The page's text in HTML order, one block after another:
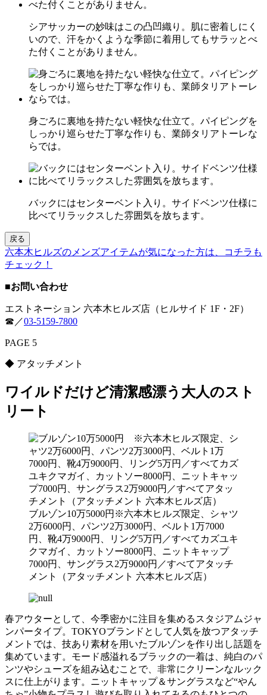
シアサッカーの妙味はこの凸凹織り。肌に密着しにく
いので、汗をかくような季節に着用してもサラッとべ
た付くことがありません。
身ごろに裏地を持たない軽快な仕立て。パイピングを
しっかり巡らせた丁寧な作りも、業師タリアトーレな
らでは。
バックにはセンターベント入り。サイドベンツ仕様に
比べてリラックスした雰囲気を放ちます。
戻る
六本木ヒルズのメンズアイテムが気になった方は、コチラも
チェック！
■お問い合わせ
エストネーション 六本木ヒルズ店（ヒルサイド 1F・2F）
☎／03-5159-7800
PAGE 5
◆ アタッチメント
ワイルドだけど清潔感漂う大人のスト
リート
ブルゾン10万5000円※六本木ヒルズ限定、シャツ
2万6000円、パンツ2万3000円、ベルト1万7000
円、靴4万9000円、リング5万円／すべてカズユキ
クマガイ、カットソー8000円、ニットキャップ
7000円、サングラス2万9000円／すべてアタッチ
メント（アタッチメント 六本木ヒルズ店）
春アウターとして、今季密かに注目を集めるスタジアムジャ
ンパータイプ。TOKYOブランドとして人気を放つアタッチ
メントでは、技あり素材を用いたブルゾンを作り出し話題を
集めています。モード感溢れるブラックの一着は、純白のパ
ンツやシューズを組み込むことで、非常にクリーンなルック
スに仕上がります。ニットキャップ＆サングラスなど“やん